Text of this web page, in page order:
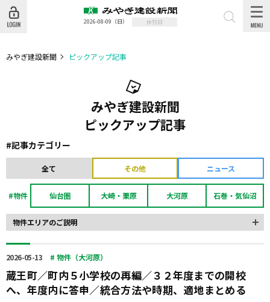
2026-08-09 （日） 休刊日
みやぎ建設新聞 ピックアップ記事
みやぎ建設新聞
ピックアップ記事
#記事カテゴリー
全て その他 ニュース
#物件 仙台圏 大崎・栗原 大河原 石巻・気仙沼
物件エリアのご説明
2026-05-13 # 物件（大河原）
蔵王町／町内５小学校の再編／３２年度までの開校
へ、年度内に答申／統合方法や時期、適地まとめる